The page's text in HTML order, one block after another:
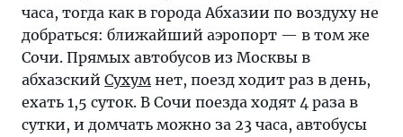
часа, тогда как в города Абхазии по воздуху не
добраться: ближайший аэропорт — в том же
Сочи. Прямых автобусов из Москвы в
абхазский Сухум нет, поезд ходит раз в день,
ехать 1,5 суток. В Сочи поезда ходят 4 раза в
сутки, и домчать можно за 23 часа, автобусы